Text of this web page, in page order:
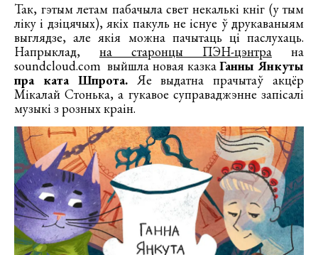
Так, гэтым летам пабачыла свет некалькі кніг (у тым
ліку і дзіцячых), якіх пакуль не існуе ў друкаваныям
выглядзе, але якія можна пачытаць ці паслухаць.
Напрыклад, на старонцы ПЭН-цэнтра на
soundcloud.com выйшла новая казкаГанны Янкуты
пра ката Шпрота.Яе выдатна прачытаў акцёр
Мікалай Стонька, а гукавое суправаджэнне запісалі
музыкі з розных краін.